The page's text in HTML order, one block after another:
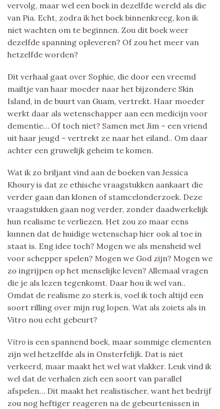
vervolg, maar wel een boek in dezelfde wereld als die
van Pia. Echt, zodra ik het boek binnenkreeg, kon ik
niet wachten om te beginnen. Zou dit boek weer
dezelfde spanning opleveren? Of zou het meer van
hetzelfde worden?
Dit verhaal gaat over Sophie, die door een vreemd
mailtje van haar moeder naar het bijzondere Skin
Island, in de buurt van Guam, vertrekt. Haar moeder
werkt daar als wetenschapper aan een medicijn voor
dementie… Of toch niet? Samen met Jim – een vriend
uit haar jeugd – vertrekt ze naar het eiland.. Om daar
achter een gruwelijk geheim te komen.
Wat ik zo briljant vind aan de boeken van Jessica
Khoury is dat ze ethische vraagstukken aankaart die
verder gaan dan klonen of stamcelonderzoek. Deze
vraagstukken gaan nog verder, zonder daadwerkelijk
hun realisme te verliezen. Het zou zo maar eens
kunnen dat de huidige wetenschap hier ook al toe in
staat is. Eng idee toch? Mogen we als mensheid wel
voor schepper spelen? Mogen we God zijn? Mogen we
zo ingrijpen op het menselijke leven? Allemaal vragen
die je als lezen tegenkomt. Daar hou ik wel van..
Omdat de realisme zo sterk is, voel ik toch altijd een
soort rilling over mijn rug lopen. Wat als zoiets als in
Vitro nou echt gebeurt?
Vitro is een spannend boek, maar sommige elementen
zijn wel hetzelfde als in Onsterfelijk. Dat is niet
verkeerd, maar maakt het wel wat vlakker. Leuk vind ik
wel dat de verhalen zich een soort van parallel
afspelen… Dit maakt het realistischer, want het bedrijf
zou nog heftiger reageren na de gebeurtenissen in